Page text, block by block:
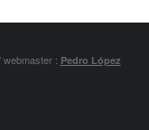
webmaster : Pedro López